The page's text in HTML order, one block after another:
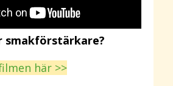
smakförstärkare?
här >>